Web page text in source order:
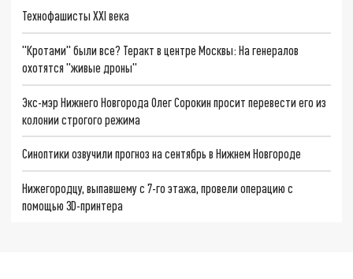
Технофашисты XXI века
"Кротами" были все? Теракт в центре Москвы: На генералов
охотятся "живые дроны"
Экс-мэр Нижнего Новгорода Олег Сорокин просит перевести его из
колонии строгого режима
Синоптики озвучили прогноз на сентябрь в Нижнем Новгороде
Нижегородцу, выпавшему с 7-го этажа, провели операцию с
помощью 3D-принтера